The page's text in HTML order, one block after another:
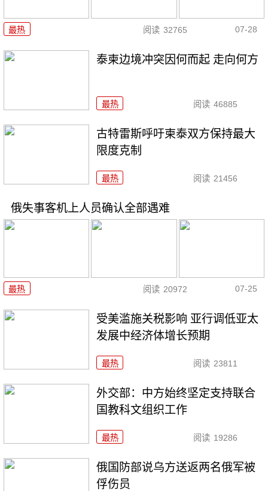
最热 阅读 32765 07-28
泰柬边境冲突因何而起 走向何方
最热 阅读 46885
古特雷斯呼吁柬泰双方保持最大
限度克制
最热 阅读 21456
俄失事客机上人员确认全部遇难
最热 阅读 20972 07-25
受美滥施关税影响 亚行调低亚太
发展中经济体增长预期
最热 阅读 23811
外交部：中方始终坚定支持联合
国教科文组织工作
最热 阅读 19286
俄国防部说乌方送返两名俄军被
俘伤员